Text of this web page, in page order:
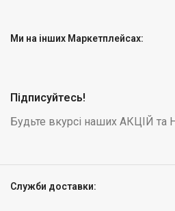
Ми на інших Маркетплейсах:
Підписуйтесь!
Будьте вкурсі наших АКЦІЙ
Служби доставки: